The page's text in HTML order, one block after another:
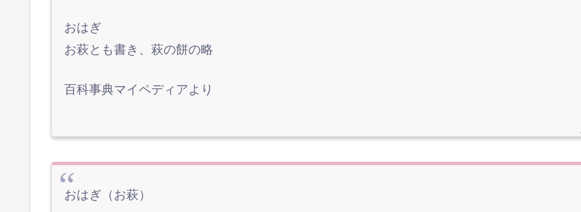
おはぎ
お萩とも書き、萩の餅の略
百科事典マイペディアより
おはぎ（お萩）